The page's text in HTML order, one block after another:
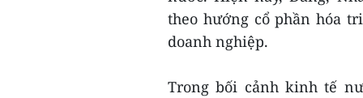
theo hướng cổ phần hóa
doanh nghiệp.
Trong bối cảnh kinh tế